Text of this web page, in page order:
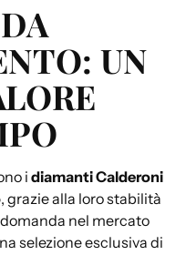
UN
i diamanti Calderoni
, grazie alla loro stabilità
nel mercato
selezione esclusiva di